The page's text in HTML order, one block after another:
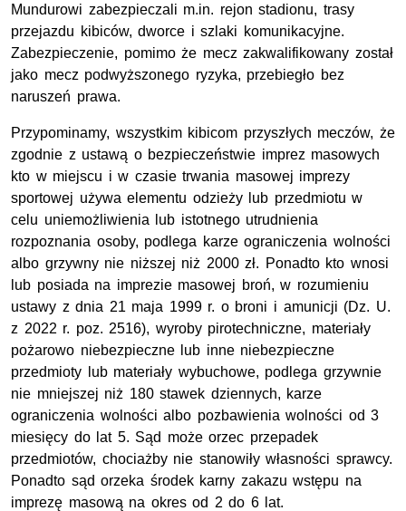
Mundurowi zabezpieczali m.in. rejon stadionu, trasy
przejazdu kibiców, dworce i szlaki komunikacyjne.
Zabezpieczenie, pomimo że mecz zakwalifikowany został
jako mecz podwyższonego ryzyka, przebiegło bez
naruszeń prawa.
Przypominamy, wszystkim kibicom przyszłych meczów, że
zgodnie z ustawą o bezpieczeństwie imprez masowych
kto w miejscu i w czasie trwania masowej imprezy
sportowej używa elementu odzieży lub przedmiotu w
celu uniemożliwienia lub istotnego utrudnienia
rozpoznania osoby, podlega karze ograniczenia wolności
albo grzywny nie niższej niż 2000 zł. Ponadto kto wnosi
lub posiada na imprezie masowej broń, w rozumieniu
ustawy z dnia 21 maja 1999 r. o broni i amunicji (Dz. U.
z 2022 r. poz. 2516), wyroby pirotechniczne, materiały
pożarowo niebezpieczne lub inne niebezpieczne
przedmioty lubmateriały wybuchowe, podlega grzywnie
nie mniejszej niż 180 stawek dziennych, karze
ograniczenia wolności albo pozbawienia wolności od 3
miesięcy do lat 5. Sąd może orzec przepadek
przedmiotów, chociażby nie stanowiły własności sprawcy.
Ponadto sąd orzeka środek karny zakazu wstępu na
imprezę masową na okres od 2 do 6 lat.